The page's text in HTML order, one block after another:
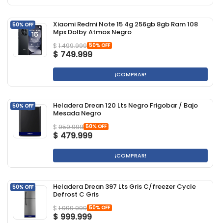
50% OFF
Xiaomi Redmi Note 15 4g 256gb 8gb Ram 108
Mpx Dolby Atmos Negro
$ 1.499.999 50% OFF
$ 749.999
¡COMPRAR!
50% OFF
Heladera Drean 120 Lts Negro Frigobar / Bajo
Mesada Negro
$ 959.999 50% OFF
$ 479.999
¡COMPRAR!
50% OFF
Heladera Drean 397 Lts Gris C/freezer Cycle
Defrost C Gris
$ 1.999.999 50% OFF
$ 999.999